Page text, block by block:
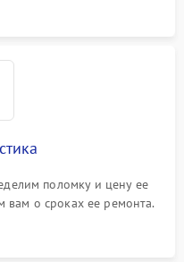
поломку и цену ее
вам о сроках ее ремонта.